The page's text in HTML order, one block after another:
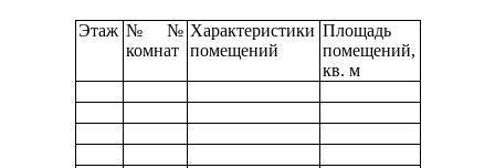
Этаж №№
комнат
Характеристики
помещений
Площадь
помещений,
кв. м